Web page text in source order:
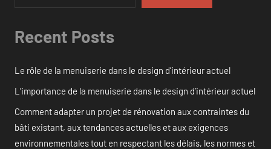
Recent Posts
Le rôle de la menuiserie dans le design d’intérieur actuel
L’importance de la menuiserie dans le design d’intérieur actuel
Comment adapter un projet de rénovation aux contraintes du
bâti existant, aux tendances actuelles et aux exigences
environnementales tout en respectant les délais, les normes et